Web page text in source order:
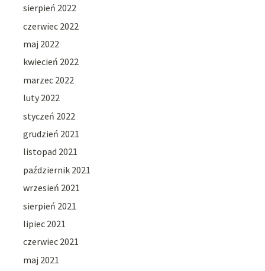
sierpień 2022
czerwiec 2022
maj 2022
kwiecień 2022
marzec 2022
luty 2022
styczeń 2022
grudzień 2021
listopad 2021
październik 2021
wrzesień 2021
sierpień 2021
lipiec 2021
czerwiec 2021
maj 2021